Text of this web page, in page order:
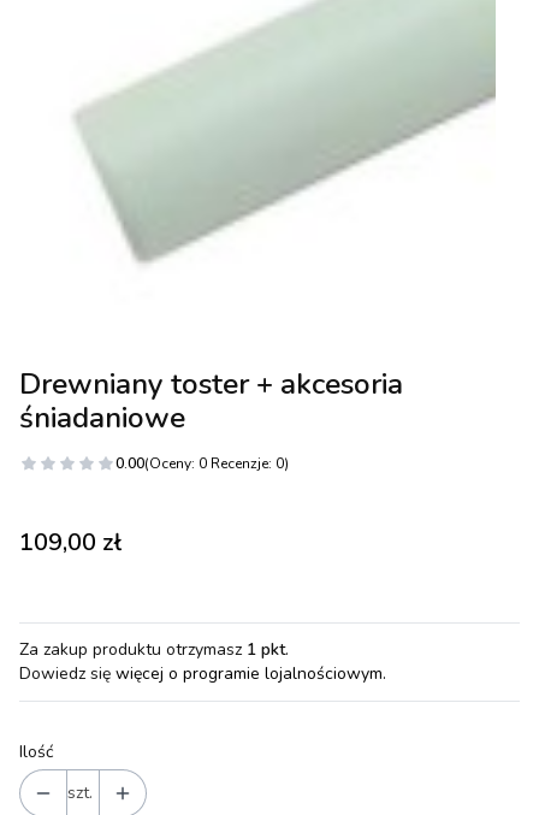
Drewniany toster + akcesoria
śniadaniowe
0.00(Oceny: 0 Recenzje: 0)
Cena
109,00 zł
Za zakup produktu otrzymasz 1 pkt.
Dowiedz się więcej o programie lojalnościowym.
Ilość
szt.